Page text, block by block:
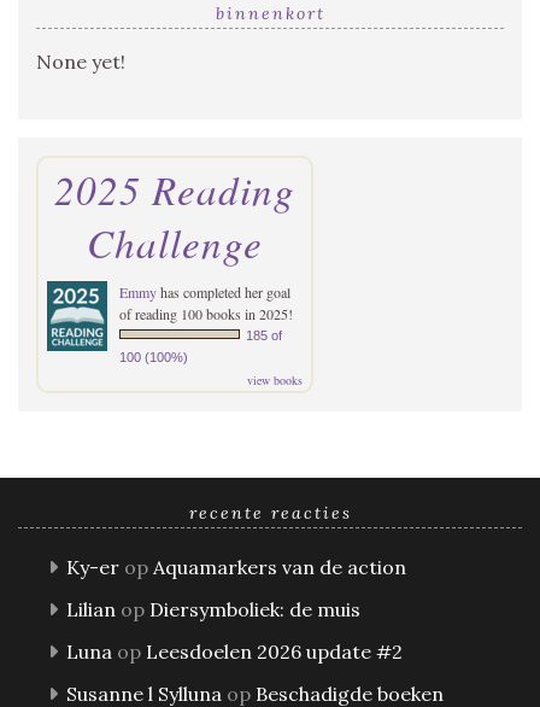
binnenkort
None yet!
2025 Reading
Challenge
Emmyhas completed her goal
of reading 100 books in 2025!
185 of
100 (100%)
view books
recente reacties
Ky-er op Aquamarkers van de action
Lilian op Diersymboliek: de muis
Luna op Leesdoelen 2026 update #2
Susanne l Sylluna op Beschadigde boeken